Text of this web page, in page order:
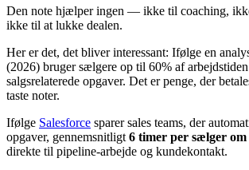
Den note hjælper ingen — ikke til coaching,
ikke til at lukke dealen.
Her er det, det bliver interessant: Ifølge en
(2026) bruger sælgere op til 60% af
salgsrelaterede opgaver. Det er penge, der
taste noter.
Ifølge Salesforce sparer sales teams, der
opgaver, gennemsnitligt 6 timer per sælger om
direkte til pipeline-arbejde og kundekontakt.